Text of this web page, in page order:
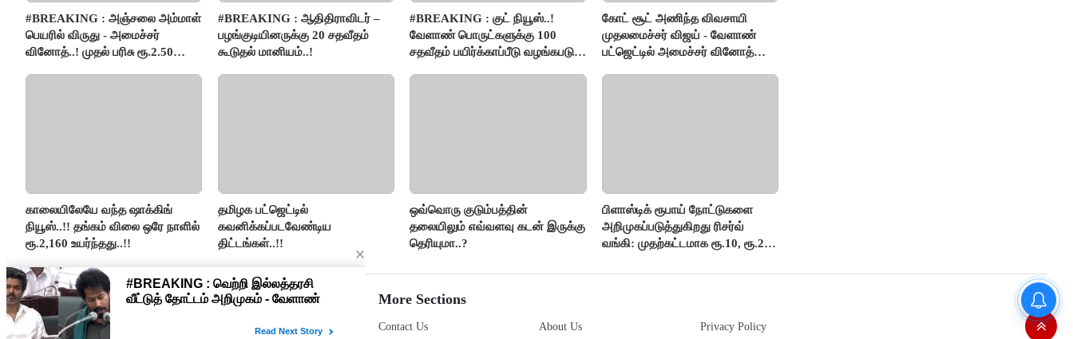
#BREAKING : அஞ்சலை அம்மாள்
பெயரில் விருது - அமைச்சர்
வினோத்..! முதல் பரிசு ரூ.2.50
#BREAKING : ஆதிதிராவிடர் –
பழங்குடியினருக்கு 20 சதவீதம்
கூடுதல் மானியம்..!
#BREAKING : குட் நியூஸ்..!
வேளாண் பொருட்களுக்கு 100
சதவீதம் பயிர்க்காப்பீடு வழங்கபடும்
கோட் சூட் அணிந்த விவசாயி
முதலமைச்சர் விஜய் - வேளாண்
பட்ஜெட்டில் அமைச்சர் வினோத்
காலையிலேயே வந்த ஷாக்கிங்
நியூஸ்..!! தங்கம் விலை ஒரே நாளில்
ரூ.2,160 உயர்ந்தது..!!
தமிழக பட்ஜெட்டில்
கவனிக்கப்படவேண்டிய
திட்டங்கள்..!!
ஒவ்வொரு குடும்பத்தின்
தலையிலும் எவ்வளவு கடன் இருக்கு
தெரியுமா..?
பிளாஸ்டிக் ரூபாய் நோட்டுகளை
அறிமுகப்படுத்துகிறது ரிசர்வ்
வங்கி: முதற்கட்டமாக ரூ.10, ரூ.20
More Sections
Contact Us About Us Privacy Policy